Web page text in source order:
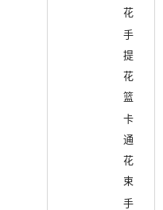
花
手
提
花
篮
卡
通
花
束
手